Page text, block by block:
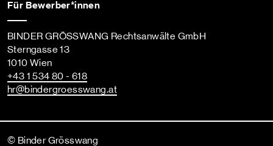
Für Bewerber*innen
BINDER GRÖSSWANG Rechtsanwälte GmbH
Sterngasse 13
1010 Wien
+43 1 534 80 - 618
hr@bindergroesswang.at
© Binder Grösswang